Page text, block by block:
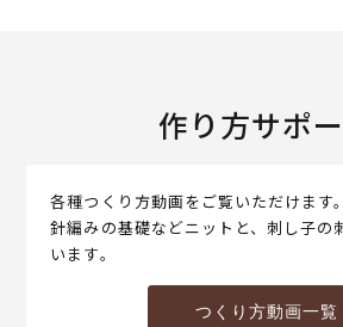
作り方サポ
各種つくり方動画をご覧いただけます
針編みの基礎などニットと、刺し子の
います。
つくり方動画一覧